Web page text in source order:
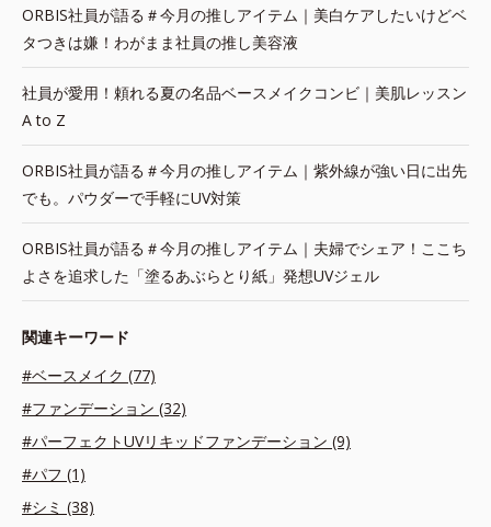
ORBIS社員が語る＃今月の推しアイテム｜美白ケアしたいけどベ
タつきは嫌！わがまま社員の推し美容液
社員が愛用！頼れる夏の名品ベースメイクコンビ｜美肌レッスン
A to Z
ORBIS社員が語る＃今月の推しアイテム｜紫外線が強い日に出先
でも。パウダーで手軽にUV対策
ORBIS社員が語る＃今月の推しアイテム｜夫婦でシェア！ここち
よさを追求した「塗るあぶらとり紙」発想UVジェル
関連キーワード
#ベースメイク (77)
#ファンデーション (32)
#パーフェクトUVリキッドファンデーション (9)
#パフ (1)
#シミ (38)